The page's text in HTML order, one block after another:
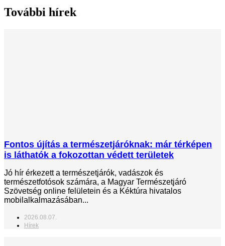
További hírek
Fontos újítás a természetjáróknak: már térképen
is láthatók a fokozottan védett területek
Jó hír érkezett a természetjárók, vadászok és
természetfotósok számára, a Magyar Természetjáró
Szövetség online felületein és a Kéktúra hivatalos
mobilalkalmazásában...
2026.08.07.
Hírek